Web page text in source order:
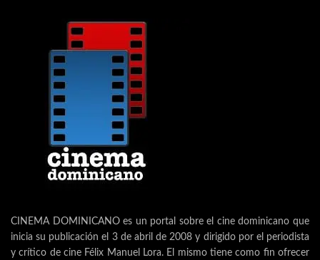
CINEMA DOMINICANO es un portal sobre el cine dominicano que
inicia su publicación el 3 de abril de 2008 y dirigido por el periodista
y crítico de cine Félix Manuel Lora. El mismo tiene como fin ofrecer